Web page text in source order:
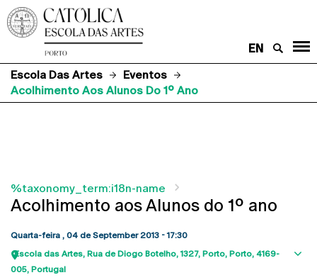
EN
Escola Das Artes
Eventos
Acolhimento Aos Alunos Do 1º Ano
%taxonomy_term:i18n-name
Acolhimento aos Alunos do 1º ano
Quarta-feira , 04 de September 2013 - 17:30
Escola das Artes Rua de Diogo Botelho, 1327 Porto Porto 4169-
005 Portugal